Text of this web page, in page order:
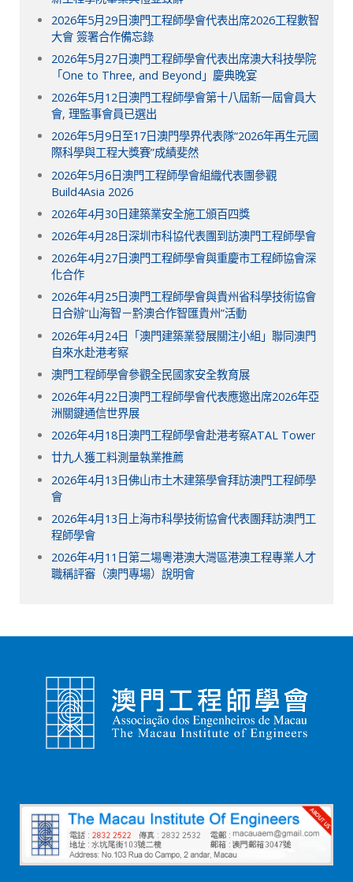
2026年5月29日澳門工程師學會代表出席2026工程數智
大會 簽署合作備忘錄
2026年5月27日澳門工程師學會代表出席澳大科技學院
「One to Three, and Beyond」慶典晚宴
2026年5月12日澳門工程師學會第十八屆新一屆會員大
會, 理監事會員已選出
2026年5月9日至17日澳門學界代表隊“2026年再生元國
際科學與工程大獎賽”成績斐然
2026年5月6日澳門工程師學會組織代表團參觀
Build4Asia 2026
2026年4月30日建築業安全施工頒百四獎
2026年4月28日深圳市科協代表團到訪澳門工程師學會
2026年4月27日澳門工程師學會與重慶市工程師協會深
化合作
2026年4月25日澳門工程師學會與貴州省科學技術協會
日合辦“山海智－黔澳合作智匯貴州”活動
2026年4月24日「澳門建築業發展關注小組」聯同澳門
自來水赴港考察
澳門工程師學會參觀全民國家安全教育展
2026年4月22日澳門工程師學會代表應邀出席2026年亞
洲關鍵通信世界展
2026年4月18日澳門工程師學會赴港考察ATAL Tower
廿九人獲工料測量執業推薦
2026年4月13日佛山市土木建築學會拜訪澳門工程師學
會
2026年4月13日上海市科學技術協會代表團拜訪澳門工
程師學會
2026年4月11日第二場粵港澳大灣區港澳工程專業人才
職稱評審（澳門專場）說明會